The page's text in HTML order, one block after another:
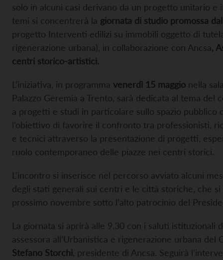
solo in alcuni casi derivano da un progetto unitario e
temi si concentrerà la giornata di studio promossa
progetto Interventi edilizi su immobili oggetto di
rigenerazione urbana), in collaborazione con Ancsa,
centri storico-artistici.
L’iniziativa, in programma venerdì 15 maggio nella
Palazzo Geremia a Trento, sarà dedicata al tema del
a progetti e studi in particolare sullo spazio pubblico
l’obiettivo di favorire il confronto tra professionisti,
e tecnici attraverso la presentazione di progetti,
ruolo contemporaneo delle piazze nei centri storici.
L’incontro si inserisce nel percorso avviato alcuni
degli stati generali sui centri e le città storiche, che
prossimo novembre sotto l’alto patrocinio del
La giornata si aprirà alle 9.30 con i saluti istituzionali
assessora all’Urbanistica e rigenerazione urbana del
Stefano Storchi, presidente di Ancsa. Seguirà